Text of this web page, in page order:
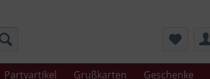
Partyartikel Grußkarten Geschenke